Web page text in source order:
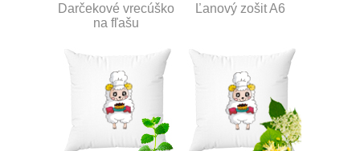
Darčekové vrecúško
na fľašu
Ľanový zošit A6